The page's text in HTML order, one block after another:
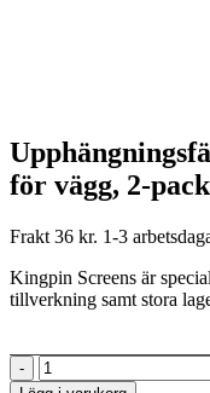
för vägg, 2-pack
Frakt 36 kr. 1-3
Kingpin Screens är
tillverkning samt stora
-